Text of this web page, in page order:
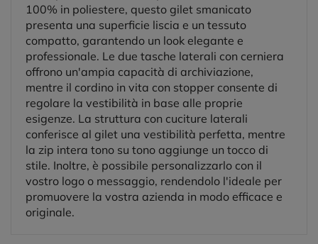
100% in poliestere, questo gilet smanicato
presenta una superficie liscia e un tessuto
compatto, garantendo un look elegante e
professionale. Le due tasche laterali con cerniera
offrono un'ampia capacità di archiviazione,
mentre il cordino in vita con stopper consente di
regolare la vestibilità in base alle proprie
esigenze. La struttura con cuciture laterali
conferisce al gilet una vestibilità perfetta, mentre
la zip intera tono su tono aggiunge un tocco di
stile. Inoltre, è possibile personalizzarlo con il
vostro logo o messaggio, rendendolo l'ideale per
promuovere la vostra azienda in modo efficace e
originale.